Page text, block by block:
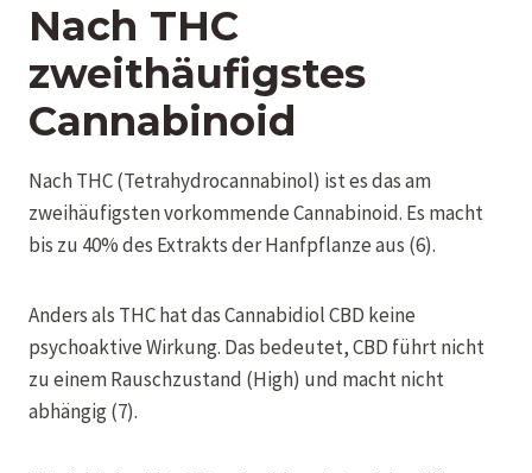
Nach THC
zweithäufigstes
Cannabinoid
Nach THC (Tetrahydrocannabinol) ist es das am
zweihäufigsten vorkommende Cannabinoid. Es macht
bis zu 40% des Extrakts der Hanfpflanze aus (6).
Anders als THC hat das Cannabidiol CBD keine
psychoaktive Wirkung. Das bedeutet, CBD führt nicht
zu einem Rauschzustand (High) und macht nicht
abhängig (7).